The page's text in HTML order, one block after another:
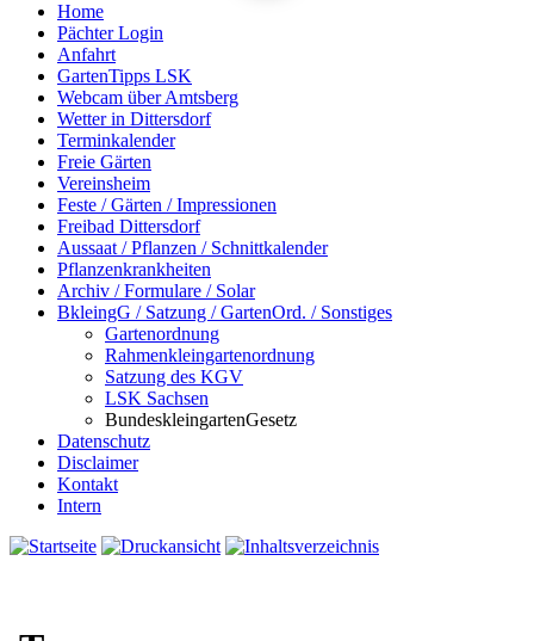
Home
Pächter Login
Anfahrt
GartenTipps LSK
Webcam über Amtsberg
Wetter in Dittersdorf
Terminkalender
Freie Gärten
Vereinsheim
Feste / Gärten / Impressionen
Freibad Dittersdorf
Aussaat / Pflanzen / Schnittkalender
Pflanzenkrankheiten
Archiv / Formulare / Solar
BkleingG / Satzung / GartenOrd. / Sonstiges
Gartenordnung
Rahmenkleingartenordnung
Satzung des KGV
LSK Sachsen
BundeskleingartenGesetz
Datenschutz
Disclaimer
Kontakt
Intern